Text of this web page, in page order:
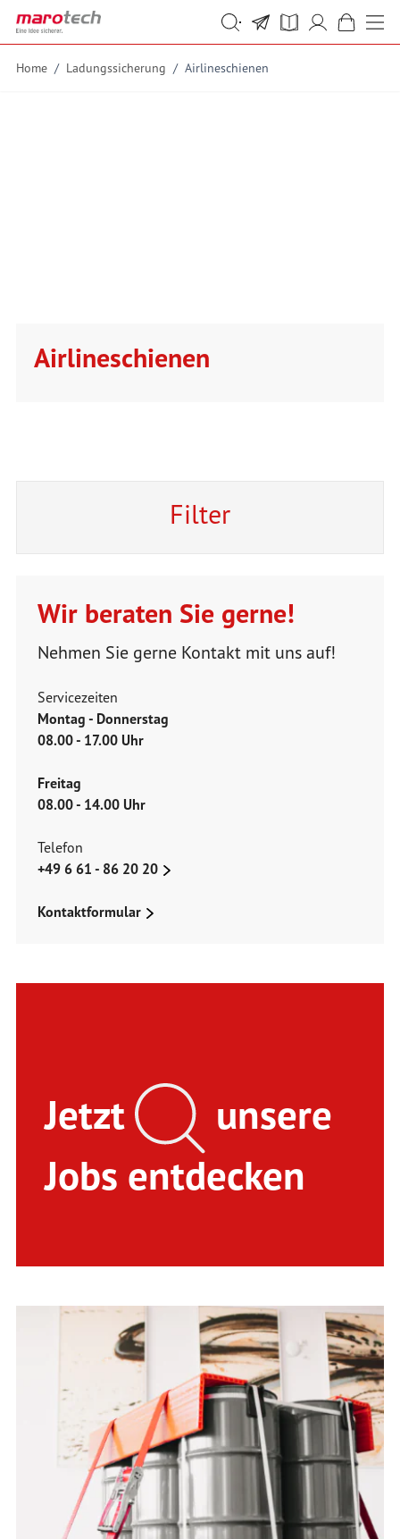
Skip to Content
Suche
Suche
Home / Ladungssicherung / Airlineschienen
Airlineschienen
Filter
Wir beraten Sie gerne!
Nehmen Sie gerne Kontakt mit uns auf!
Servicezeiten
Montag - Donnerstag
08.00 - 17.00 Uhr
Freitag
08.00 - 14.00 Uhr
Telefon
+49 6 61 - 86 20 20
Kontaktformular
Jetzt
unsere
Jobs entdecken